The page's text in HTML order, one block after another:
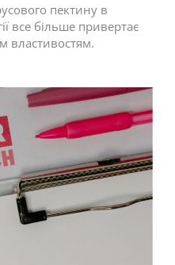
пектину в
все більше привертає
властивостям.